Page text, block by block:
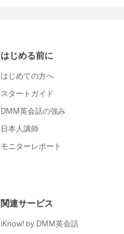
はじめる前に
はじめての方へ
スタートガイド
DMM英会話の強み
日本人講師
モニターレポート
関連サービス
iKnow! by DMM英会話